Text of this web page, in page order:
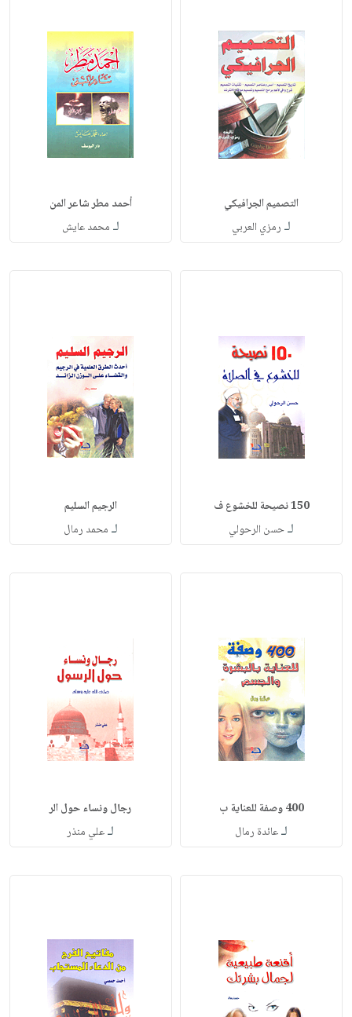
التصميم الجرافيكي
لـ رمزي العربي
أحمد مطر شاعر المن
لـ محمد عايش
150 نصيحة للخشوع ف
لـحسن الرحولي
الرجيم السليم
لـ محمد رمال
400 وصفة للعناية ب
لـعائدة رمال
رجال ونساء حول الر
لـعلي منذر